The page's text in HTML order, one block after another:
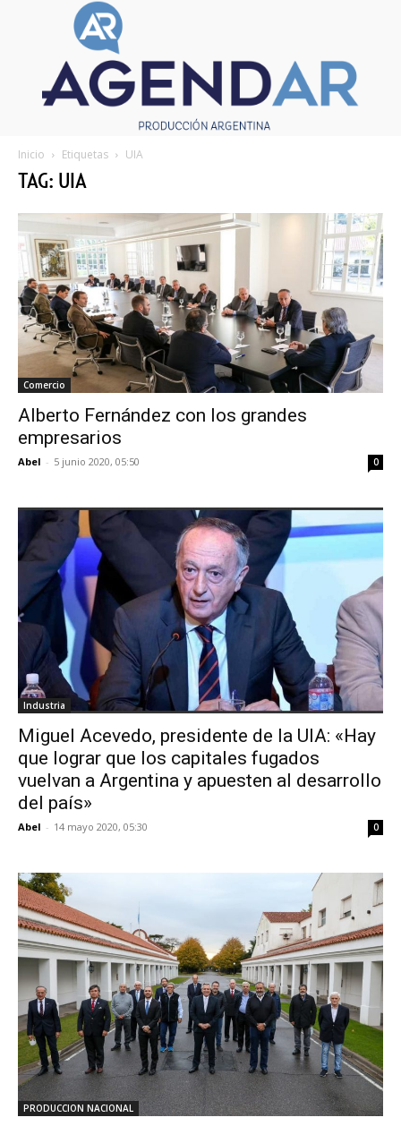
Inicio Etiquetas UIA
TAG: UIA
Comercio
Alberto Fernández con los grandes
empresarios
Abel - 5 junio 2020, 05:50 0
Industria
Miguel Acevedo, presidente de la UIA: «Hay
que lograr que los capitales fugados
vuelvan a Argentina y apuesten al desarrollo
del país»
Abel - 14 mayo 2020, 05:30 0
PRODUCCION NACIONAL